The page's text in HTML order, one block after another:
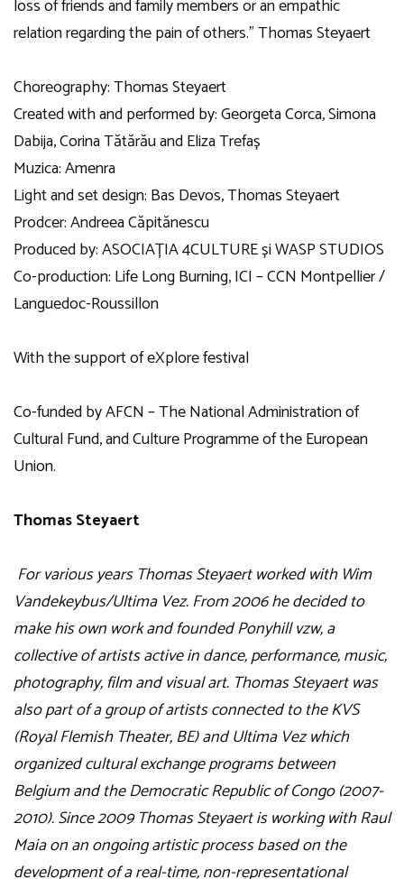
loss of friends and family members or an empathic
relation regarding the pain of others.” Thomas Steyaert
Choreography: Thomas Steyaert
Created with and performed by: Georgeta Corca, Simona
Dabija, Corina Tătărău and Eliza Trefaș
Muzica: Amenra
Light and set design: Bas Devos, Thomas Steyaert
Prodcer: Andreea Căpitănescu
Produced by: ASOCIAȚIA 4CULTURE și WASP STUDIOS
Co-production: Life Long Burning, ICI – CCN Montpellier /
Languedoc-Roussillon
With the support of eXplore festival
Co-funded by AFCN – The National Administration of
Cultural Fund, and Culture Programme of the European
Union.
Thomas Steyaert
For various years Thomas Steyaert worked with Wim
Vandekeybus/Ultima Vez. From 2006 he decided to
make his own work and founded Ponyhill vzw, a
collective of artists active in dance, performance, music,
photography, film and visual art. Thomas Steyaert was
also part of a group of artists connected to the KVS
(Royal Flemish Theater, BE) and Ultima Vez which
organized cultural exchange programs between
Belgium and the Democratic Republic of Congo (2007-
2010). Since 2009 Thomas Steyaert is working with Raul
Maia on an ongoing artistic process based on the
development of a real-time, non-representational